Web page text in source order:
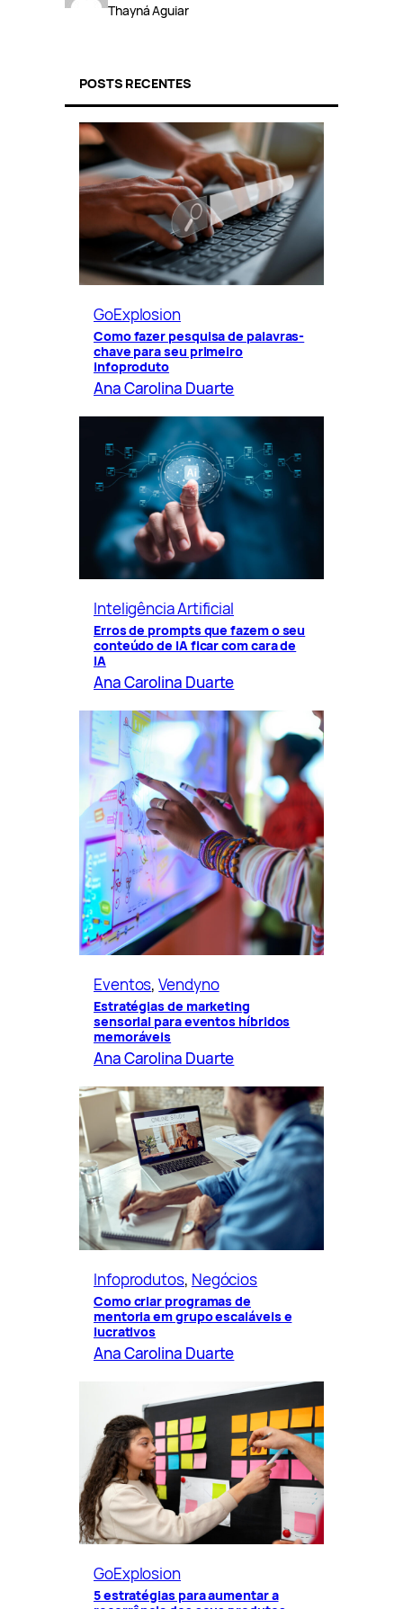
Thayná Aguiar
POSTS RECENTES
GoExplosion
Como fazer pesquisa de palavras-
chave para seu primeiro
infoproduto
Ana Carolina Duarte
Inteligência Artificial
Erros de prompts que fazem o seu
conteúdo de IA ficar com cara de
IA
Ana Carolina Duarte
Eventos, Vendyno
Estratégias de marketing
sensorial para eventos híbridos
memoráveis
Ana Carolina Duarte
Infoprodutos, Negócios
Como criar programas de
mentoria em grupo escaláveis e
lucrativos
Ana Carolina Duarte
GoExplosion
5 estratégias para aumentar a